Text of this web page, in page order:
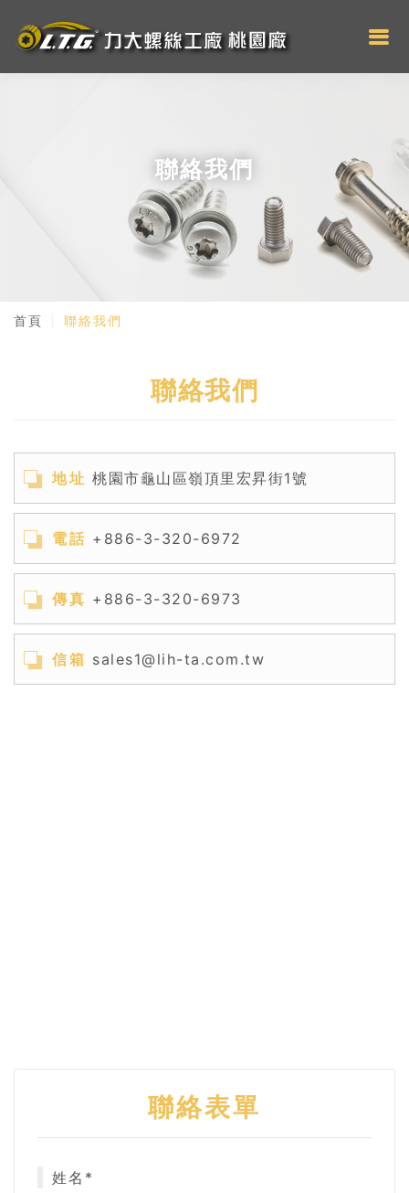
聯絡我們
首頁 聯絡我們
聯絡我們
地址 桃園市龜山區嶺頂里宏昇街1號
電話 +886-3-320-6972
傳真 +886-3-320-6973
信箱 sales1@lih-ta.com.tw
聯絡表單
姓名*